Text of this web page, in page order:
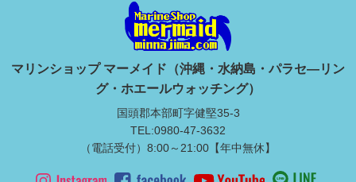
マリンショップ マーメイド（沖縄・水納島・パラセ―リン
グ・ホエールウォッチング）
国頭郡本部町字健堅35-3
TEL:0980-47-3632
（電話受付）8:00～21:00【年中無休】